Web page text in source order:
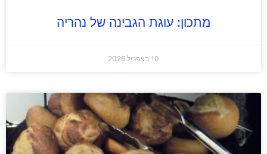
מתכון: עוגת הגבינה של נהריה
10 באפריל 2026